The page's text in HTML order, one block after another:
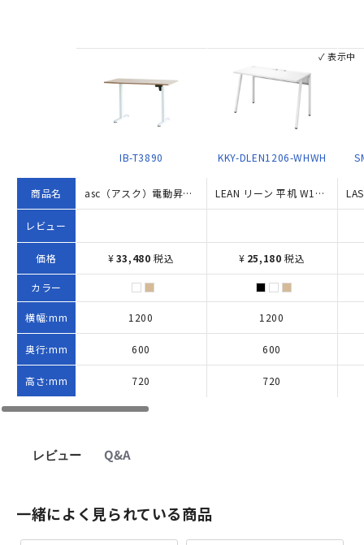
商品名
レビュー
価格
カラー
横幅:mm
奥行:mm
高さ:mm
IB-T3890
✓ 表示中
asc（アスク）電動昇降デスク（W1200×D600×H720-1180）
¥33,480 税込
1200
600
720
KKY-DLEN1206-WHWH
LEAN リーン 平机 W1200×D600×H720 ホワイト
¥ 25,180 税込
1200
600
720
レビュー Q&A
一緒によく見られている商品